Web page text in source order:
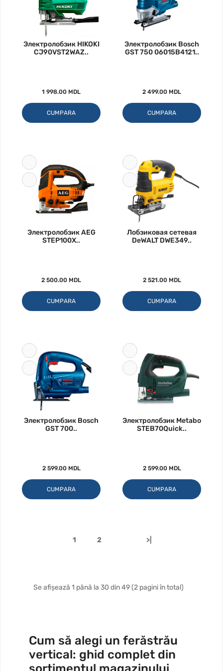
Электролобзик HIKOKI
CJ90VST2WAZ..
1 998.00 MDL
CUMPARA
Электролобзик Bosch
GST 750 06015B4121..
2 499.00 MDL
CUMPARA
Электролобзик AEG
STEP100X..
2 500.00 MDL
CUMPARA
Лобзиковая сетевая
DeWALT DWE349..
2 521.00 MDL
CUMPARA
Электролобзик Bosch
GST 700..
2 599.00 MDL
CUMPARA
Электролобзик Metabo
STEB70Quick..
2 599.00 MDL
CUMPARA
1 2 >|
Se afișează 1 până la 30 din 49 (2 pagini în total)
Cum să alegi un ferăstrău
vertical: ghid complet din